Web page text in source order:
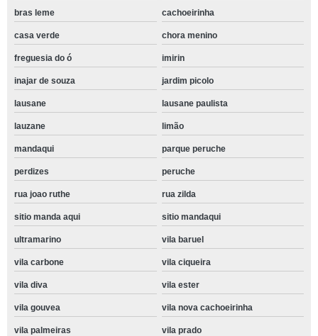
bras leme cachoeirinha
casa verde chora menino
freguesia do ó imirin
inajar de souza jardim picolo
lausane lausane paulista
lauzane limão
mandaqui parque peruche
perdizes peruche
rua joao ruthe rua zilda
sitio manda aqui sitio mandaqui
ultramarino vila baruel
vila carbone vila ciqueira
vila diva vila ester
vila gouvea vila nova cachoeirinha
vila palmeiras vila prado